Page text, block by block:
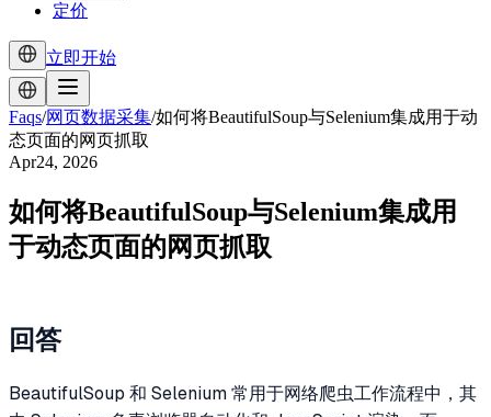
定价
立即开始
Faqs/网页数据采集/如何将BeautifulSoup与Selenium集成用于动
态页面的网页抓取
Apr24, 2026
如何将BeautifulSoup与Selenium集成用
于动态页面的网页抓取
回答
BeautifulSoup 和 Selenium 常用于网络爬虫工作流程中，其